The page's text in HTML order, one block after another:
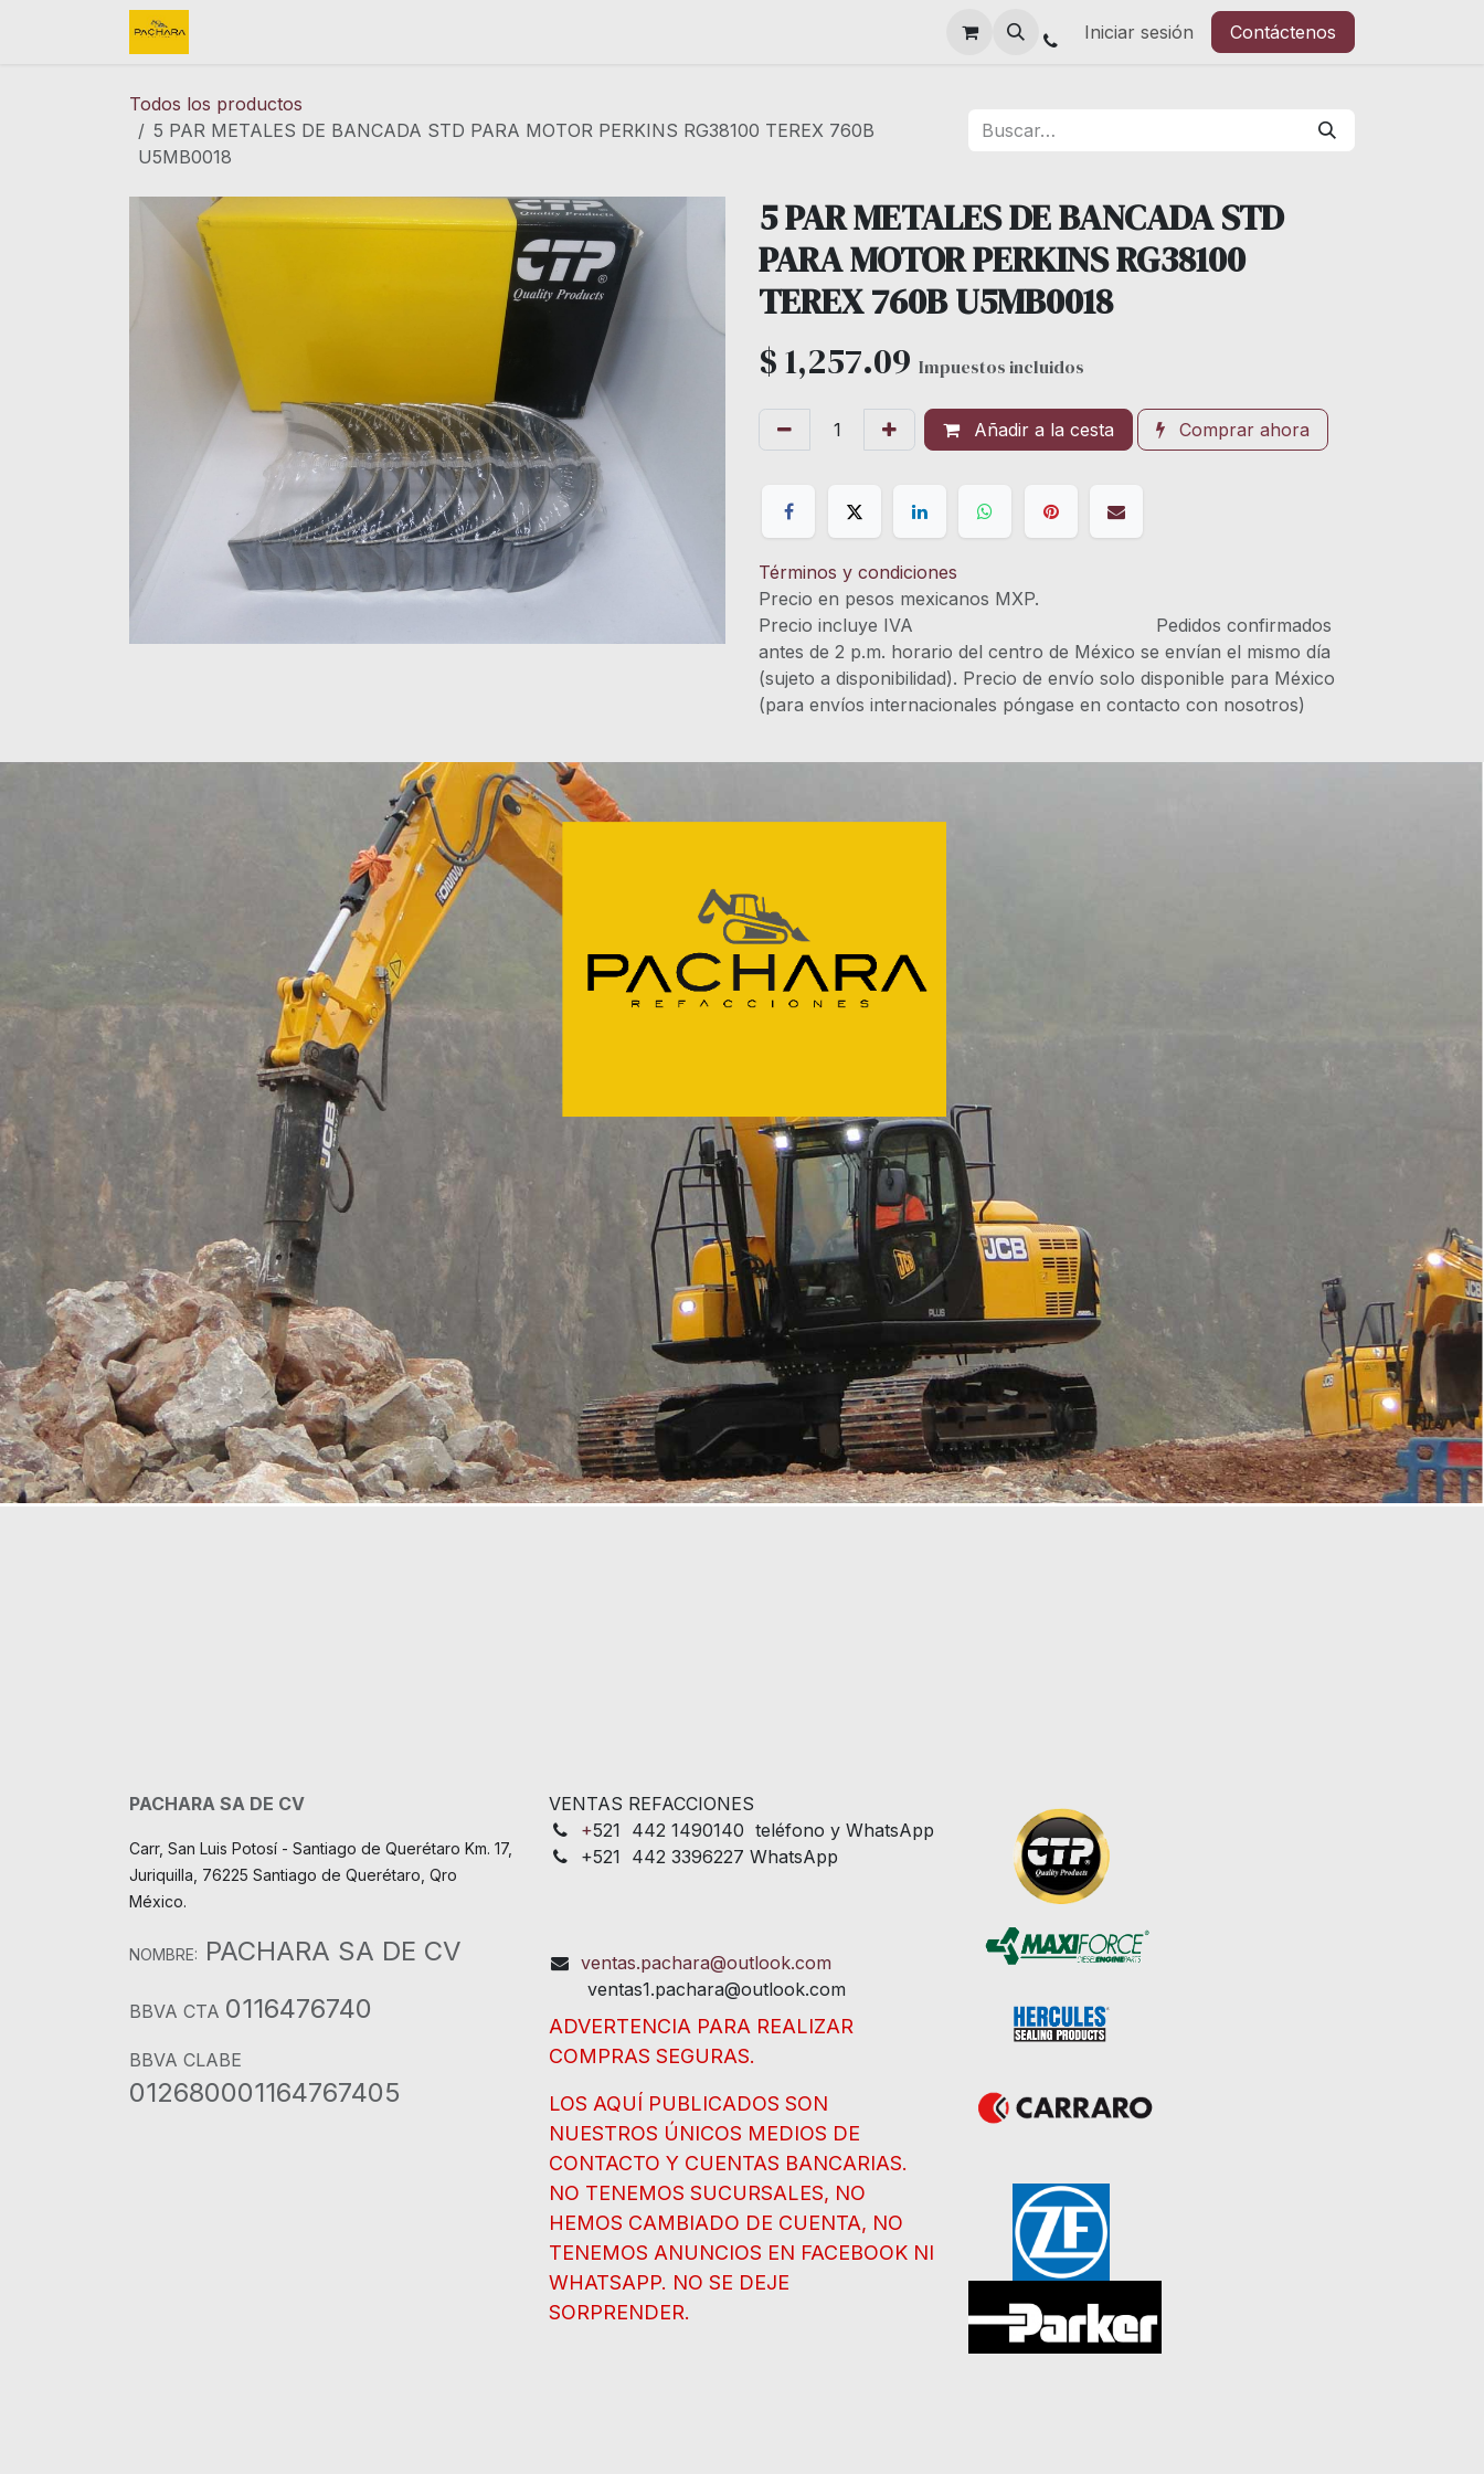
Iniciar sesión Contáctenos
Todos los productos
5 PAR METALES DE BANCADA STD PARA MOTOR PERKINS RG38100 TEREX 760B
U5MB0018
5 PAR METALES DE BANCADA STD
PARA MOTOR PERKINS RG38100
TEREX 760B U5MB0018
$1,257.09 Impuestos incluidos
Añadir a la cesta Comprar ahora
Términos y condiciones
Precio en pesos mexicanos MXP.
Precio incluye IVA Pedidos confirmados
antes de 2 p.m. horario del centro de México se envían el mismo día
(sujeto a disponibilidad). Precio de envío solo disponible para México
(para envíos internacionales póngase en contacto con nosotros)
PACHARA SA DE CV
Carr, San Luis Potosí - Santiago de Querétaro Km. 17,
Juriquilla, 76225 Santiago de Querétaro, Qro
México.
NOMBRE: PACHARA SA DE CV
BBVA CTA 0116476740
BBVA CLABE
012680001164767405
VENTAS REFACCIONES
+521 442 1490140 teléfono y WhatsApp
+521 442 3396227 WhatsApp
ventas.pachara@outlook.com
ventas1.pachara@outlook.com
ADVERTENCIA PARA REALIZAR
COMPRAS SEGURAS.
LOS AQUÍ PUBLICADOS SON
NUESTROS ÚNICOS MEDIOS DE
CONTACTO Y CUENTAS BANCARIAS.
NO TENEMOS SUCURSALES, NO
HEMOS CAMBIADO DE CUENTA, NO
TENEMOS ANUNCIOS EN FACEBOOK NI
WHATSAPP. NO SE DEJE
SORPRENDER.